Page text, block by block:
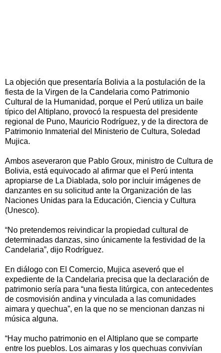
La objeción que presentaría Bolivia a la postulación de la
fiesta de la Virgen de la Candelaria como Patrimonio
Cultural de la Humanidad, porque el Perú utiliza un baile
típico del Altiplano, provocó la respuesta del presidente
regional de Puno, Mauricio Rodríguez, y de la directora de
Patrimonio Inmaterial del Ministerio de Cultura, Soledad
Mujica.
Ambos aseveraron que Pablo Groux, ministro de Cultura de
Bolivia, está equivocado al afirmar que el Perú intenta
apropiarse de La Diablada, solo por incluir imágenes de
danzantes en su solicitud ante la Organización de las
Naciones Unidas para la Educación, Ciencia y Cultura
(Unesco).
“No pretendemos reivindicar la propiedad cultural de
determinadas danzas, sino únicamente la festividad de la
Candelaria”, dijo Rodríguez.
En diálogo con El Comercio, Mujica aseveró que el
expediente de la Candelaria precisa que la declaración de
patrimonio sería para “una fiesta litúrgica, con antecedentes
de cosmovisión andina y vinculada a las comunidades
aimara y quechua”, en la que no se mencionan danzas ni
música alguna.
“Hay mucho patrimonio en el Altiplano que se comparte
entre los pueblos. Los aimaras y los quechuas convivían